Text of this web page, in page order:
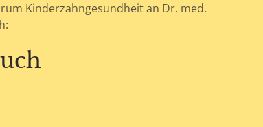
Kinderzahngesundheit an Dr. med.